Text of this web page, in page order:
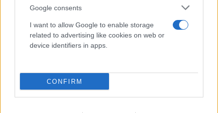
Google consents
I want to allow Google to enable storage
related to advertising like cookies on web or
device identifiers in apps.
CONFIRM